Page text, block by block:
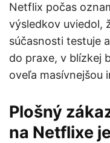
Netflix počas
výsledkov uviedol,
súčasnosti testuje
do praxe, v blízkej
oveľa masívnejšou
Plošný
na Netflixe